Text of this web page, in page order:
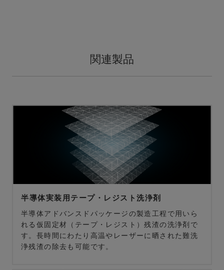
関連製品
半導体実装用テープ・レジスト洗浄剤
半導体アドバンスドパッケージの製造工程で用いら
れる仮固定材（テープ・レジスト）残渣の洗浄剤で
す。長時間にわたり高温やレーザーに晒された難洗
浄残渣の除去も可能です。